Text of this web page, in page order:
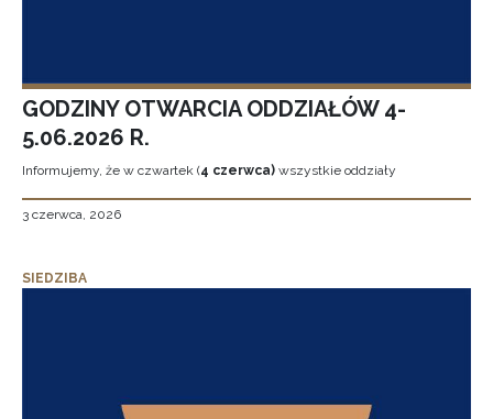
GODZINY OTWARCIA ODDZIAŁÓW 4-
5.06.2026 R.
Informujemy, że w czwartek (4 czerwca) wszystkie oddziały
3 czerwca, 2026
SIEDZIBA